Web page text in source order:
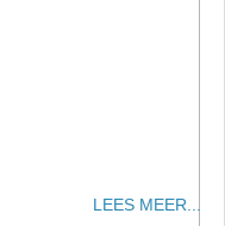
LEES MEER...